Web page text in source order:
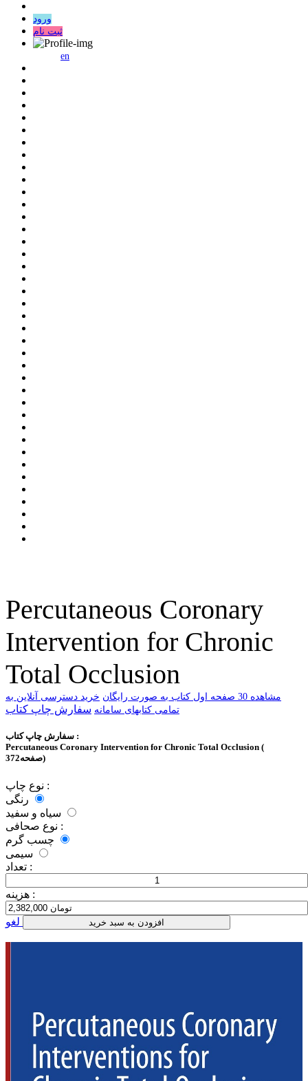
ورود
ثبت نام
en
Percutaneous Coronary
Intervention for Chronic
Total Occlusion
ﻣﺸﺎﻫﺪﻩ 30 ﺻﻔﺤﻪ اﻭﻝ ﮐﺘﺎﺏ ﺑﻪ ﺻﻮﺭﺕ ﺭاﯾﮕﺎﻥ
خرید دسترسی آنلاین به
تمامی کتابهای سامانه سفارش چاپ کتاب
سفارش چاپ کتاب :
Percutaneous Coronary Intervention for Chronic Total Occlusion (
372صفحه)
نوع چاپ :
رنگی
سیاه و سفید
نوع صحافی :
تعداد :
هزینه :
افزودن به سبد خرید